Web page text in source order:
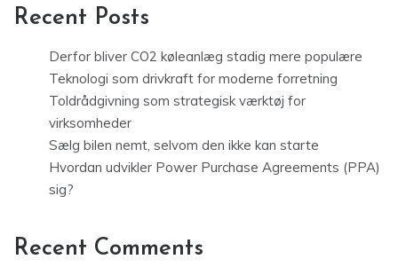
Recent Posts
Derfor bliver CO2 køleanlæg stadig mere populære
Teknologi som drivkraft for moderne forretning
Toldrådgivning som strategisk værktøj for
virksomheder
Sælg bilen nemt, selvom den ikke kan starte
Hvordan udvikler Power Purchase Agreements (PPA)
sig?
Recent Comments